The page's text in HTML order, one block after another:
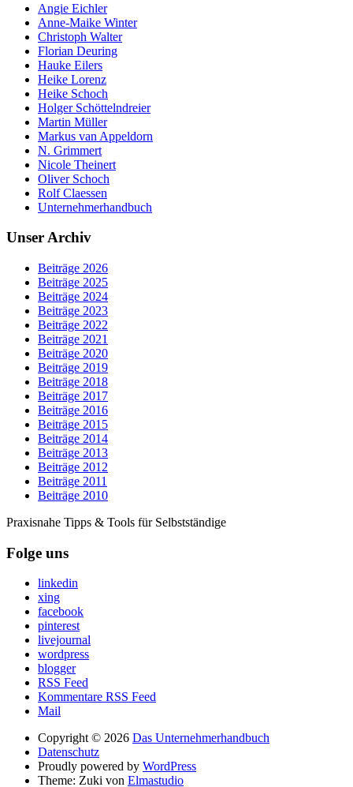
Angie Eichler
Anne-Maike Winter
Christoph Walter
Florian Deuring
Hauke Eilers
Heike Lorenz
Heike Schoch
Holger Schöttelndreier
Martin Müller
Markus van Appeldorn
N. Grimmert
Nicole Theinert
Oliver Schoch
Rolf Claessen
Unternehmerhandbuch
Unser Archiv
Beiträge 2026
Beiträge 2025
Beiträge 2024
Beiträge 2023
Beiträge 2022
Beiträge 2021
Beiträge 2020
Beiträge 2019
Beiträge 2018
Beiträge 2017
Beiträge 2016
Beiträge 2015
Beiträge 2014
Beiträge 2013
Beiträge 2012
Beiträge 2011
Beiträge 2010
Praxisnahe Tipps & Tools für Selbstständige
Folge uns
linkedin
xing
facebook
pinterest
livejournal
wordpress
blogger
RSS Feed
Kommentare RSS Feed
Mail
Copyright © 2026 Das Unternehmerhandbuch
Datenschutz
Proudly powered by WordPress
Theme: Zuki von Elmastudio